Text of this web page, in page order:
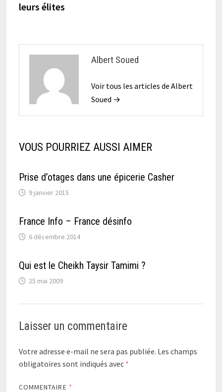
leurs élites
Albert Soued
Voir tous les articles de Albert
Soued →
VOUS POURRIEZ AUSSI AIMER
Prise d’otages dans une épicerie Casher
9 janvier 2015
France Info – France désinfo
6 décembre 2014
Qui est le Cheikh Taysir Tamimi ?
25 mai 2009
Laisser un commentaire
Votre adresse e-mail ne sera pas publiée. Les champs
obligatoires sont indiqués avec *
COMMENTAIRE *